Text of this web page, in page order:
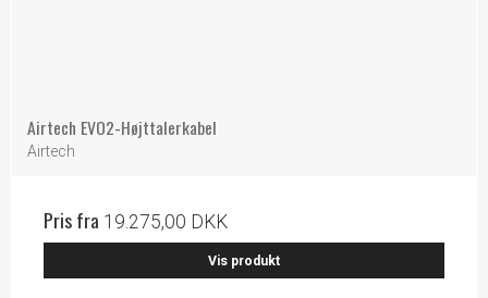
Airtech EVO2-Højttalerkabel
Airtech
Pris fra 19.275,00 DKK
Vis produkt